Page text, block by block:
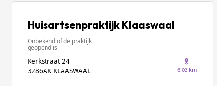
Huisartsenpraktijk Klaaswaal
Onbekend of de praktijk
geopend is
Kerkstraat 24
3286AK KLAASWAAL
6.02 km